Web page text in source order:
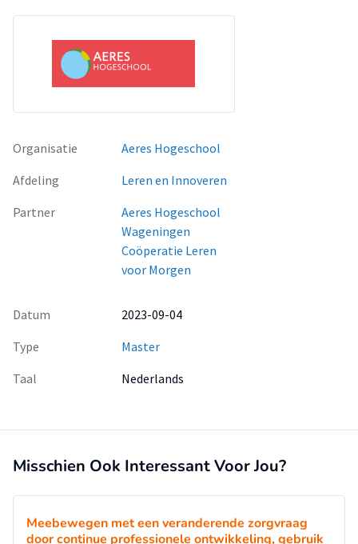
Organisatie
Aeres Hogeschool
Afdeling
Leren en Innoveren
Partner
Aeres Hogeschool
Wageningen
Coöperatie Leren
voor Morgen
Datum
2023-09-04
Type
Master
Taal
Nederlands
Misschien Ook Interessant Voor Jou?
Meebewegen met een veranderende zorgvraag
door continue professionele ontwikkeling, gebruik